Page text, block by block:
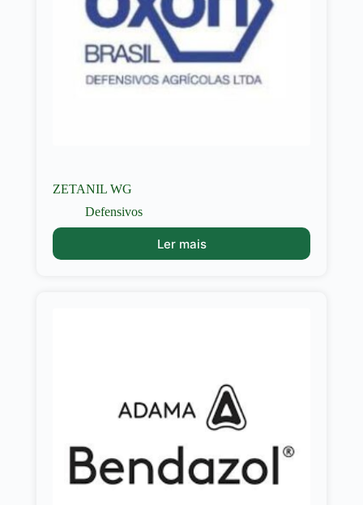
ZETANIL WG
Defensivos
Ler mais